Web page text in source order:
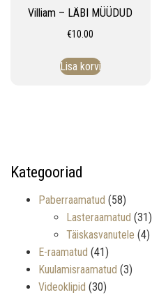
Villiam – LÄBI MÜÜDUD
€10.00
Lisa korvi
Kategooriad
Paberraamatud (58)
Lasteraamatud (31)
Täiskasvanutele (4)
E-raamatud (41)
Kuulamisraamatud (3)
Videoklipid (30)